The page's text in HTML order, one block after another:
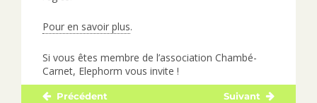
Pour en savoir plus.
Si vous êtes membre de l’association Chambé-
Carnet, Elephorm vous invite !
NavigationPrécédent Suivant